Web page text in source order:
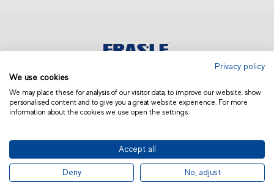
EUROPA | ESPAÑOL
© 2019 Fras-le | Photos: Júlio Soares, Magrão Scalco, João Lazzarotto, Panda Branding
and photo collection of Randon Companies
Privacy policy
We use cookies
We may place these for analysis of our visitor data, to improve our website, show
personalised content and to give you a great website experience. For more
information about the cookies we use open the settings.
Accept all
Deny No, adjust